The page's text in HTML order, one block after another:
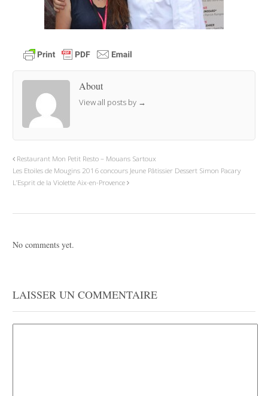
About
View all posts by →
Restaurant Mon Petit Resto – Mouans Sartoux
Les Etoiles de Mougins 2016 concours Jeune Pâtissier Dessert Simon Pacary
L’Esprit de la Violette Aix-en-Provence
No comments yet.
LAISSER UN COMMENTAIRE